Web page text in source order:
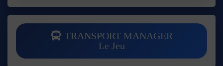
TRANSPORT MANAGER
Le Jeu